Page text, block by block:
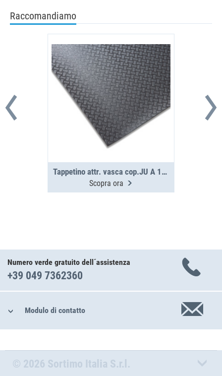
Raccomandiamo
‌Tappetino attr. vasca cop.JU A 1.5-16-0
Scopra ora
Numero verde gratuito dell´assistenza
+39 049 7362360
Modulo di contatto
© 2026 Sortimo Italia S.r.l.